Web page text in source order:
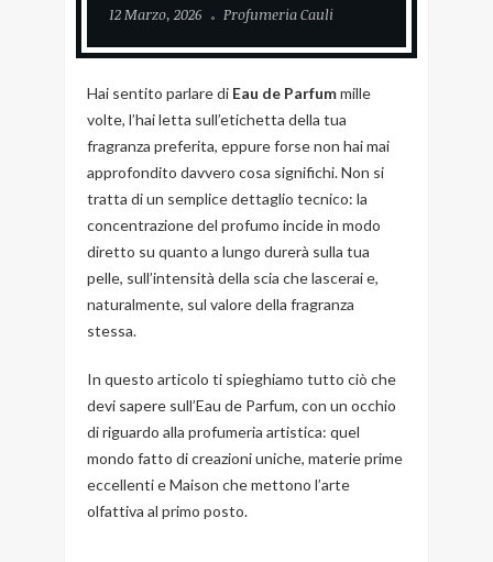
12 Marzo, 2026 Profumeria Cauli
Hai sentito parlare di Eau de Parfummille
volte, l’hai letta sull’etichetta della tua
fragranza preferita, eppure forse non hai mai
approfondito davvero cosa significhi. Non si
tratta di un semplice dettaglio tecnico: la
concentrazione del profumo incide in modo
diretto su quanto a lungo durerà sulla tua
pelle, sull’intensità della scia che lascerai e,
naturalmente, sul valore della fragranza
stessa.
In questo articolo ti spieghiamo tutto ciò che
devi sapere sull’Eau de Parfum, con un occhio
di riguardo alla profumeria artistica: quel
mondo fatto di creazioni uniche, materie prime
eccellenti e Maison che mettono l’arte
olfattiva al primo posto.